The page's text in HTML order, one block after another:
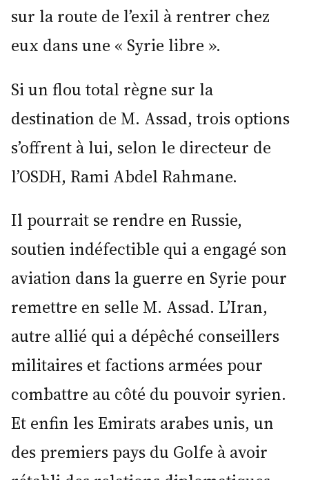
sur la route de l’exil à rentrer chez
eux dans une « Syrie libre ».
Si un flou total règne sur la
destination de M. Assad, trois options
s’offrent à lui, selon le directeur de
l’OSDH, Rami Abdel Rahmane.
Il pourrait se rendre en Russie,
soutien indéfectible qui a engagé son
aviation dans la guerre en Syrie pour
remettre en selle M. Assad. L’Iran,
autre allié qui a dépêché conseillers
militaires et factions armées pour
combattre au côté du pouvoir syrien.
Et enfin les Emirats arabes unis, un
des premiers pays du Golfe à avoir